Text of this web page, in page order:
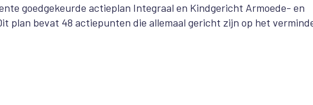
goedgekeurde actieplan Integraal en Kindgericht Armoede- en
plan bevat 48 actiepunten die allemaal gericht zijn op het